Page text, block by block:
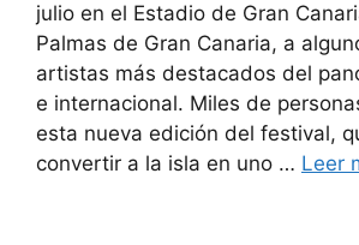
julio en el Estadio de Gran
Palmas de Gran Canaria, a
artistas más destacados del
e internacional. Miles de
esta nueva edición del festival,
convertir a la isla en uno … Leer